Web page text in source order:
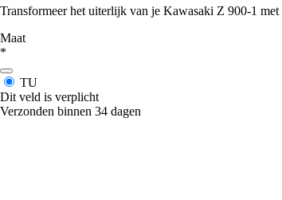
Transformeer het uiterlijk van je Kawasaki Z 900-1
Maat
*
TU
Dit veld is verplicht
Verzonden binnen 34 dagen